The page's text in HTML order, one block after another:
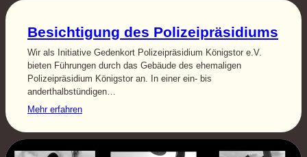
Besichtigung des Polizeipräsidiums
Wir als Initiative Gedenkort Polizeipräsidium Königstor e.V.
bieten Führungen durch das Gebäude des ehemaligen
Polizeipräsidium Königstor an. In einer ein- bis
anderthalbstündigen…
Mehr erfahren